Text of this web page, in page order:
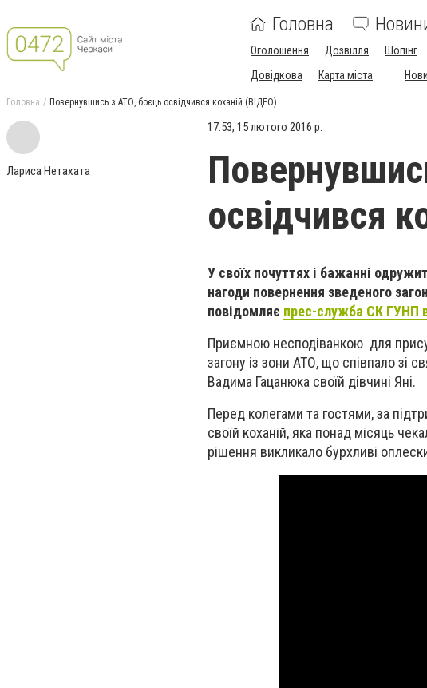
Головна
Оголошення Дозвілля Шопінг
Довідкова
Карта міста
Головна Повернувшись з АТО, боєць освідчився коханій (ВІДЕО)
Лариса Нетахата
17:53, 15 лютого 2016 р.
освідчився
У своїх почуттях і бажанні
нагоди повернення зведеного
повідомляє прес-служба СК ГУНП
Приємною несподіванкою для
загону із зони АТО, що співпало зі
Вадима Гацанюка своїй дівчині Яні.
Перед колегами та гостями, за
своїй коханій, яка понад місяць
рішення викликало бурхливі